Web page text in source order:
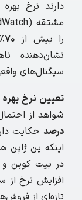
دارند نرخ
را بیش از ۷۰٪
نشان‌دهنده
سیگنال‌های
تعیین نرخ بهره از
شواهد از احتمال افزایش ۰٫۲۵
درصد
اینکه ین ژاپن
در بیت کوین و
افزایش نرخ از
تازه‌ای از